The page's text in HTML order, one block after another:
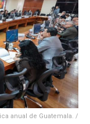
anual de Guatemala. /